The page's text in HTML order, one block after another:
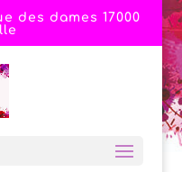
des dames 17000